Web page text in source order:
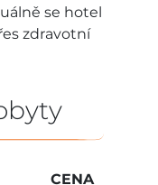
se hotel
zdravotní
CENA